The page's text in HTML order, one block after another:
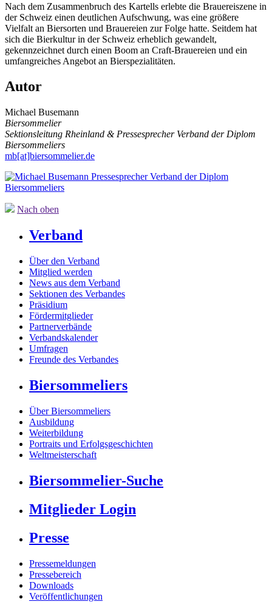
Nach dem Zusammenbruch des Kartells erlebte die Brauereiszene in
der Schweiz einen deutlichen Aufschwung, was eine größere
Vielfalt an Biersorten und Brauereien zur Folge hatte. Seitdem hat
sich die Bierkultur in der Schweiz erheblich gewandelt,
gekennzeichnet durch einen Boom an Craft-Brauereien und ein
umfangreiches Angebot an Bierspezialitäten.
Autor
Michael Busemann
Biersommelier
Sektionsleitung Rheinland & Pressesprecher Verband der Diplom
Biersommeliers
mb[at]biersommelier.de
Nach oben
Verband
Über den Verband
Mitglied werden
News aus dem Verband
Sektionen des Verbandes
Präsidium
Fördermitglieder
Partnerverbände
Verbandskalender
Umfragen
Freunde des Verbandes
Biersommeliers
Über Biersommeliers
Ausbildung
Weiterbildung
Portraits und Erfolgsgeschichten
Weltmeisterschaft
Biersommelier-Suche
Mitglieder Login
Presse
Pressemeldungen
Pressebereich
Downloads
Veröffentlichungen